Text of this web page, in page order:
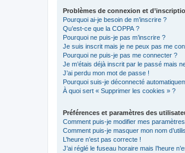
Problèmes de connexion et
Pourquoi ai-je besoin de m’inscrire ?
Qu’est-ce que la COPPA ?
Pourquoi ne puis-je pas m’inscrire ?
Je suis inscrit mais je ne peux pas me
Pourquoi ne puis-je pas me connecter ?
Je m’étais déjà inscrit par le passé mais
J’ai perdu mon mot de passe !
Pourquoi suis-je déconnecté
À quoi sert « Supprimer les cookies » ?
Préférences et paramètres des
Comment puis-je modifier mes
Comment puis-je masquer mon nom
L’heure n’est pas correcte !
J’ai réglé le fuseau horaire mais l’heure